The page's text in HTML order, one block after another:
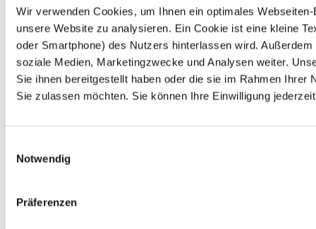
Wir verwenden Cookies, um Ihnen ein optimales
unsere Website zu analysieren. Ein Cookie ist eine kleine
oder Smartphone) des Nutzers hinterlassen wird.
soziale Medien, Marketingzwecke und Analysen weiter.
Sie ihnen bereitgestellt haben oder die sie im Rahmen
Sie zulassen möchten. Sie können Ihre Einwilligung
Notwendig
Präferenzen